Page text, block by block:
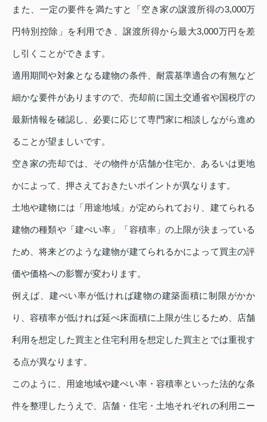
また、一定の要件を満たすと「空き家の譲渡所得の3,000万
円特別控除」を利用でき、譲渡所得から最大3,000万円を差
し引くことができます。
適用期間や対象となる建物の条件、耐震基準適合の有無など
細かな要件がありますので、売却前に国土交通省や国税庁の
最新情報を確認し、必要に応じて専門家に相談しながら進め
ることが望ましいです。
空き家の売却では、その物件が店舗か住宅か、あるいは更地
かによって、押さえておきたいポイントが異なります。
土地や建物には「用途地域」が定められており、建てられる
建物の種類や「建ぺい率」「容積率」の上限が決まっている
ため、将来どのような建物が建てられるかによって買主の評
価や価格への影響が変わります。
例えば、建ぺい率が低ければ建物の建築面積に制限がかか
り、容積率が低ければ延べ床面積に上限が生じるため、店舗
利用を想定した買主と住宅利用を想定した買主とでは重視す
る点が異なります。
このように、用途地域や建ぺい率・容積率といった法的な条
件を整理したうえで、店舗・住宅・土地それぞれの利用ニー